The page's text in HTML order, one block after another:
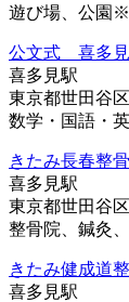
遊び場、公園
公文式 喜多
喜多見駅
東京都世田谷
数学・国語・
きたみ長春整
喜多見駅
東京都世田谷
整骨院、鍼灸
きたみ健成道
喜多見駅